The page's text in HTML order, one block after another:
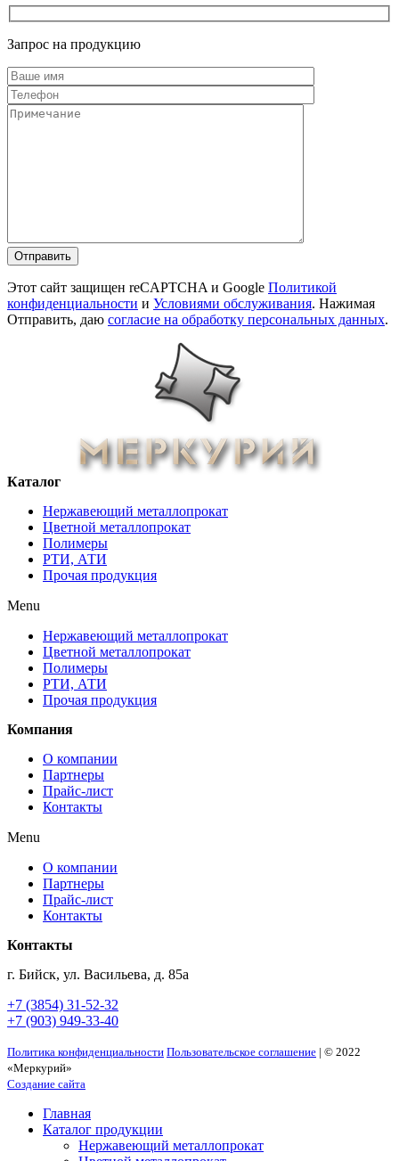
Запрос на продукцию
Этот сайт защищен reCAPTCHA и Google Политикой
конфиденциальности и Условиями обслуживания. Нажимая
Отправить, даю согласие на обработку персональных данных.
Каталог
Нержавеющий металлопрокат
Цветной металлопрокат
Полимеры
РТИ, АТИ
Прочая продукция
Menu
Нержавеющий металлопрокат
Цветной металлопрокат
Полимеры
РТИ, АТИ
Прочая продукция
Компания
О компании
Партнеры
Прайс-лист
Контакты
Menu
О компании
Партнеры
Прайс-лист
Контакты
Контакты
г. Бийск, ул. Васильева, д. 85а
+7 (3854) 31-52-32
+7 (903) 949-33-40
Политика конфиденциальности Пользовательское соглашение | © 2022
«Меркурий»
Создание сайта
Главная
Каталог продукции
Нержавеющий металлопрокат